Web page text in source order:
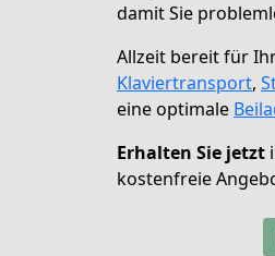
damit Sie
Allzeit bereit für
Klaviertransport,
eine optimale
Erhalten Sie jetzt
kostenfreie